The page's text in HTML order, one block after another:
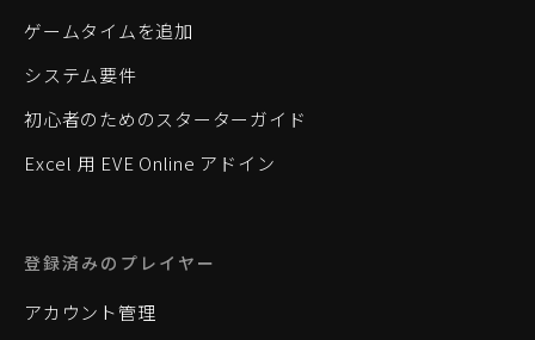
ゲームタイムを追加
システム要件
初心者のためのスターターガイド
Excel 用 EVE Online アドイン
登録済みのプレイヤー
アカウント管理